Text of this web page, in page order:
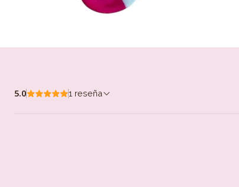
5.0 1 reseña